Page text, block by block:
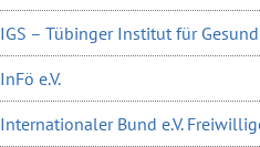
IGS – Tübinger Institut für
InFö e.V.
Internationaler Bund e.V.